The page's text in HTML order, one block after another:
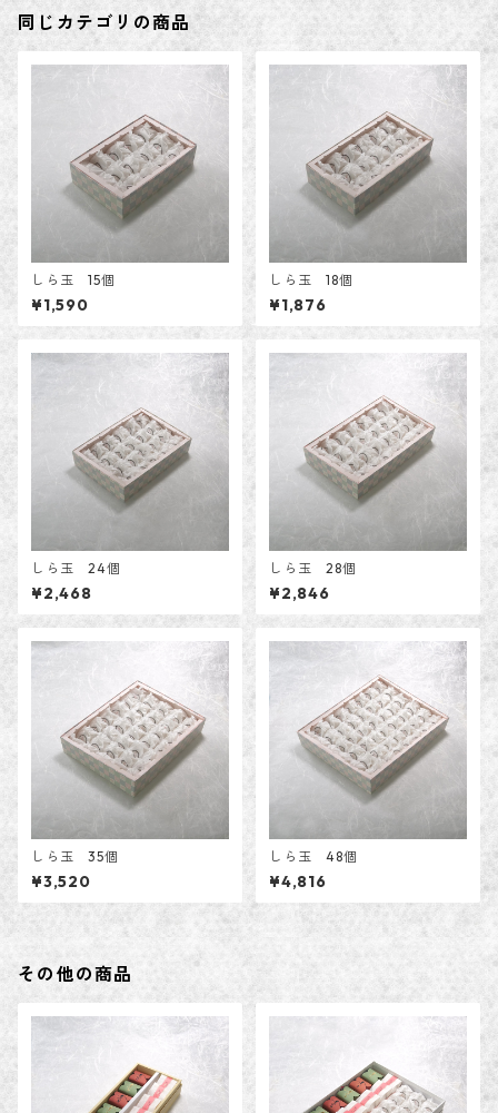
同じカテゴリの商品
しら玉 15個
¥1,590
しら玉 18個
¥1,876
しら玉 24個
¥2,468
しら玉 28個
¥2,846
しら玉 35個
¥3,520
しら玉 48個
¥4,816
その他の商品